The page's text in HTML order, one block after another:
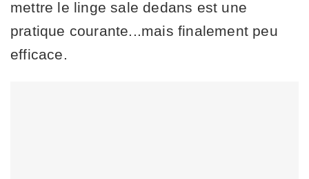
mettre le linge sale dedans est une
pratique courante...mais finalement peu
efficace.